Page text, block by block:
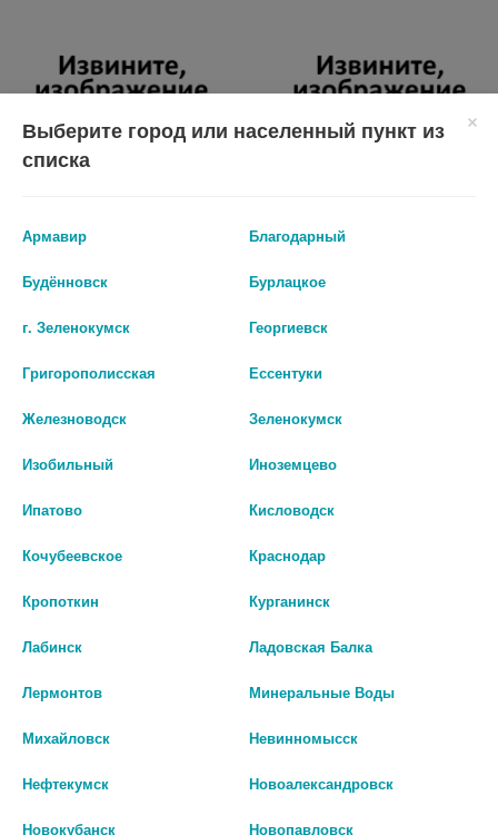
ДОВЕРИН АВЕКСИМА 40МГ.
БРАЛАНГИН 0,5+0,005+0,0001
НИАСПАМ 135МГ №50 ТАБ. П/О
612 руб.
НИАСПАМ 135МГ №30 ТАБ. П/О
393 руб.
Выберите город или населенный пункт из
списка
Армавир Благодарный
Будённовск Бурлацкое
г. Зеленокумск Георгиевск
Григорополисская Ессентуки
Железноводск Зеленокумск
Изобильный Иноземцево
Ипатово Кисловодск
Кочубеевское Краснодар
Кропоткин Курганинск
Лабинск Ладовская Балка
Лермонтов Минеральные Воды
Михайловск Невинномысск
Нефтекумск Новоалександровск
Новокубанск Новопавловск